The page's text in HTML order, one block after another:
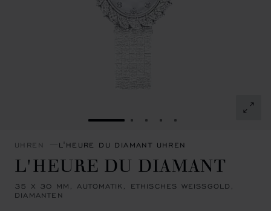
ZUR FOLIE GEHEN 1
ZUR FOLIE GEHEN 2
ZUR FOLIE GEHEN 3
ZUR FOLIE GEHEN 4
ZUR FOLIE GEHEN
UHREN L'HEURE DU DIAMANT UHREN
L'HEURE DU DIAMANT
35 X 30 MM, AUTOMATIK, ETHISCHES WEISSGOLD,
DIAMANTEN